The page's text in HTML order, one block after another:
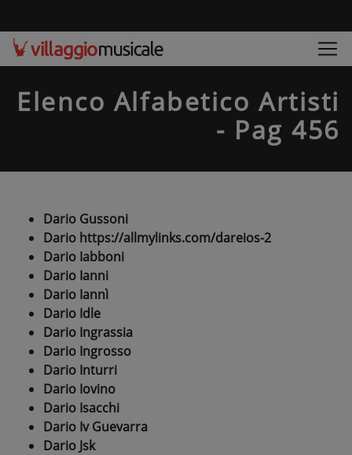
Elenco Alfabetico Artisti
- Pag 456
Dario Gussoni
Dario https://allmylinks.com/dareios-2
Dario Iabboni
Dario Ianni
Dario Iannì
Dario Idle
Dario Ingrassia
Dario Ingrosso
Dario Inturri
Dario Iovino
Dario Isacchi
Dario Iv Guevarra
Dario Jsk